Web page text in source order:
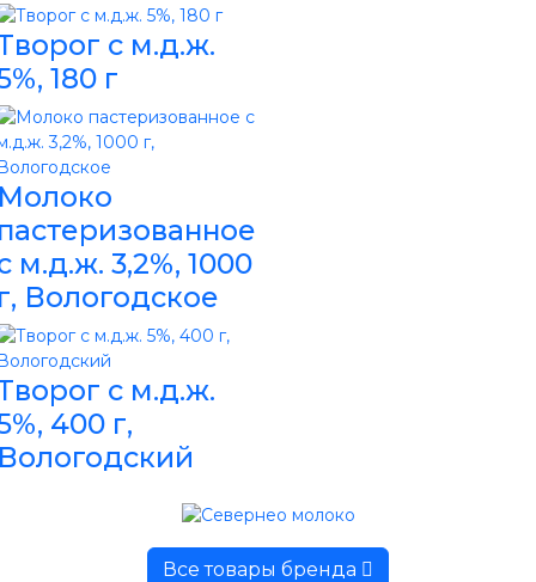
с м.д.ж.
180 г
м.д.ж. 3,2%, 1000
Вологодское
с м.д.ж.
400 г,
Все товары бренда